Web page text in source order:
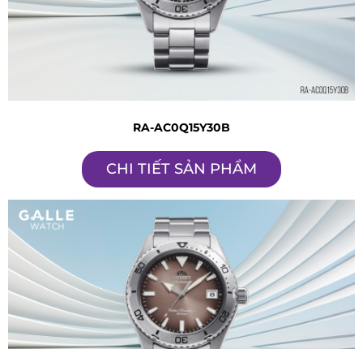
RA-AC0Q15Y30B
CHI TIẾT SẢN PHẨM